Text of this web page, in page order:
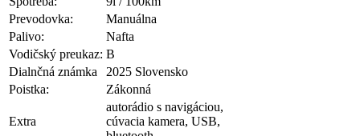
Prevodovka:
Manuálna
Palivo:
Nafta
Vodičský preukaz: B
Dialnčná známka
2025 Slovensko
Poistka:
Zákonná
Extra
autorádio s navigáciou,
cúvacia kamera, USB,